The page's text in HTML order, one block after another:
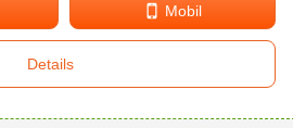
Mobil
Details